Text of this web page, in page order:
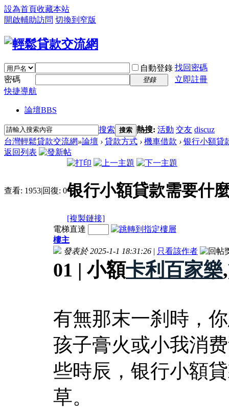
設為首頁收藏本站
開啟輔助訪問 切換到窄版
自動登錄 找回密碼
密碼
登錄
立即註冊
快捷導航
論壇BBS
搜索 搜索 熱搜: 活動 交友 discuz
台灣輕鬆貸款交流網»論壇 › 貸款方式 › 機車借款 › 银行小額貸
返回列表
查看: 1953|回復: 0银行小額貸款需要什
[複製鏈接]
電梯直達
樓主
發表於 2025-1-1 18:31:26 | 只看該作者
01 | 小額卡利百家樂
有無那末一刹時，
孩子膏火或小我消
些時辰，银行小額
草。